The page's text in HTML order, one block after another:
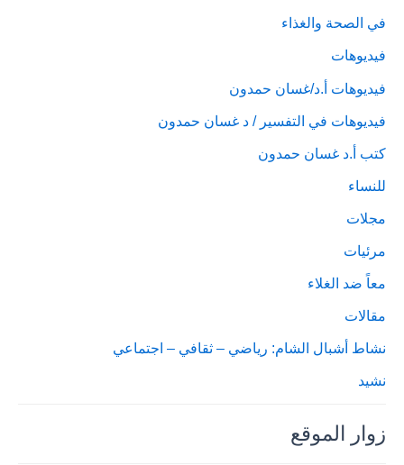
في الصحة والغذاء
فيديوهات
فيديوهات أ.د/غسان حمدون
فيديوهات في التفسير / د غسان حمدون
كتب أ.د غسان حمدون
للنساء
مجلات
مرئيات
معاً ضد الغلاء
مقالات
نشاط أشبال الشام: رياضي – ثقافي – اجتماعي
نشيد
زوار الموقع